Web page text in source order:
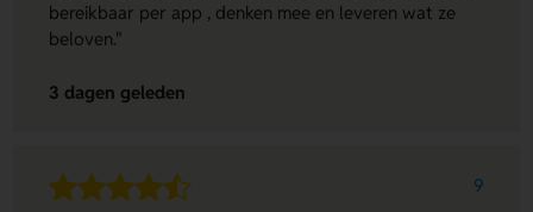
bereikbaar per app , denken mee en leveren wat ze
beloven."
3 dagen geleden
9